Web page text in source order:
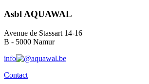
Asbl AQUAWAL
Avenue de Stassart 14-16
B - 5000 Namur
info
aquawal.be
Contact